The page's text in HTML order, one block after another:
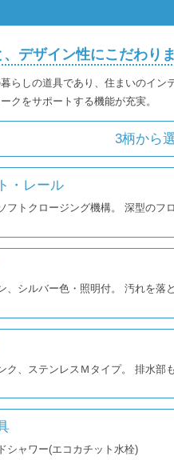
デザイン性にこだわりま
らしの道具であり、住まいのイン
クをサポートする機能が充実。
3柄から
・レール
フトクロージング機構。 深型のフ
、シルバー色・照明付。 汚れを落
ク、ステンレスＭタイプ。 排水部
シャワー(エコカチット水栓)